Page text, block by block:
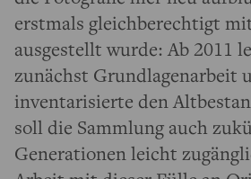
erstmals gleichberechtigt
ausgestellt wurde: Ab 2011
zunächst Grundlagenarbeit
inventarisierte den
soll die Sammlung auch
Generationen leicht